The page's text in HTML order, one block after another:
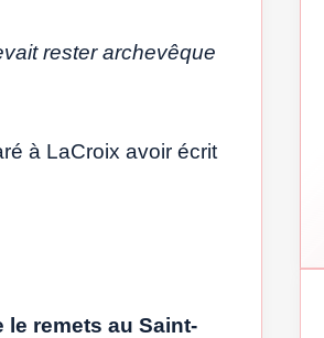
rester archevêque
à LaCroix avoir écrit
le remets au Saint-